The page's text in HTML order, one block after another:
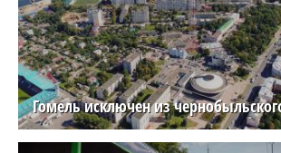
Гомель исключен из